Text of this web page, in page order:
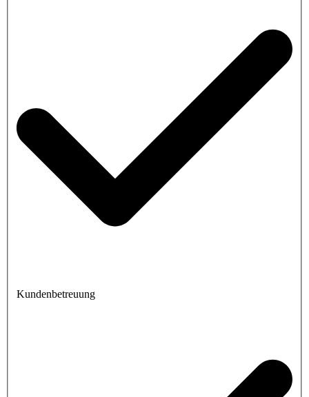
Kundenbetreuung